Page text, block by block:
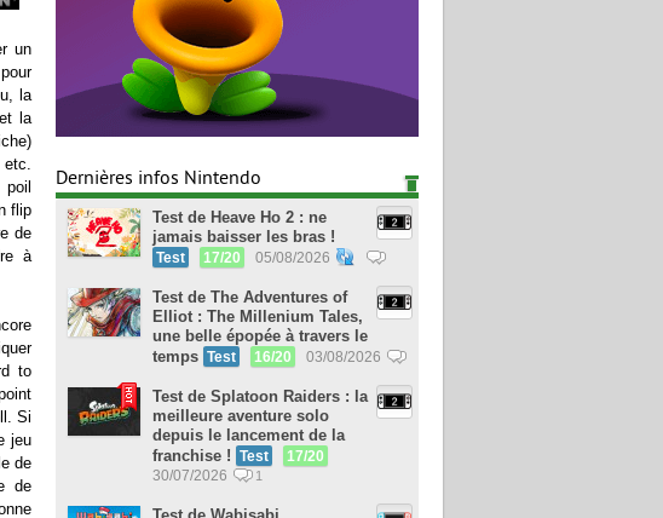
un
la
la
flip
de
à
to
Si
jeu
de
de
Dernières infos Nintendo
Test de Heave Ho 2 : ne
jamais baisser les bras !
Test 17/20 05/08/2026
Test de The Adventures of
Elliot : The Millenium Tales,
une belle épopée à travers le
temps Test 16/20 03/08/2026
Test de Splatoon Raiders : la
meilleure aventure solo
depuis le lancement de la
franchise !
Test
17/20
30/07/2026
1